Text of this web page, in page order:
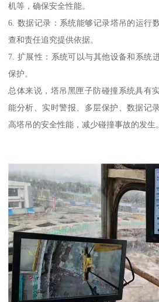
机等，确保安全性能。
6. 数据记录：系统能够记录塔吊的运行
查和责任追究提供依据。
7. 扩展性：系统可以与其他设备和系统
保护。
总体来说，塔吊黑匣子防碰撞系统具有
能分析、实时警报、多层保护、数据记
高塔吊的安全性能，减少碰撞事故的发生。